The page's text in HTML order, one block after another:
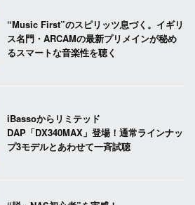
“Music First”のスピリッツ息づく。イギリ
ス名門・ARCAMの最新プリメインが秘め
るスマートな音楽性を聴く
iBassoからリミテッド
DAP「DX340MAX」登場！通常ラインナッ
プ3モデルとあわせて一斉試聴